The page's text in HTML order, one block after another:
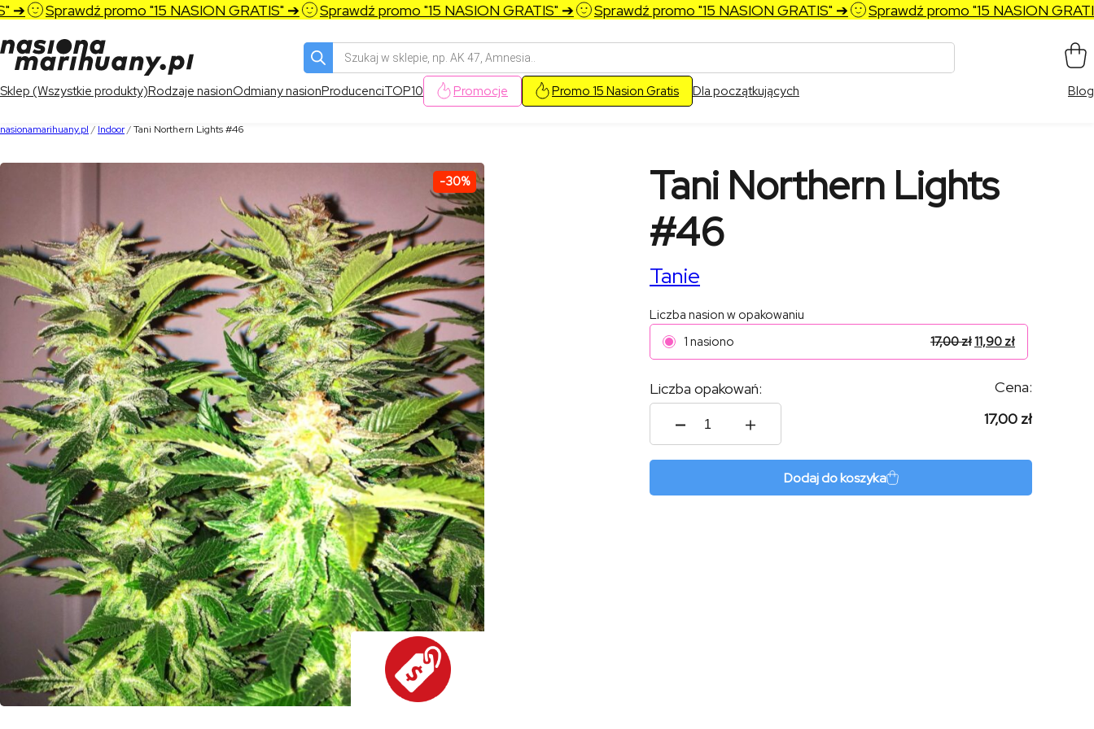
Sprawdź promo "15 NASION GRATIS" ➔ Sprawdź promo "15 NASION GRATIS" ➔ Sprawdź promo "15 NASION GRATIS" ➔ Sprawdź promo "15 NASION GRATIS"
Wyszukiwarka
produktów
Sklep (Wszystkie produkty)Rodzaje nasionOdmiany nasionProducenciTOP10 Promocje Promo 15 Nasion Gratis Dla początkujących Blog
nasionamarihuany.pl / Indoor/Tani Northern Lights #46
-30%
Tani Northern Lights
#46
Tanie
Liczba nasion w opakowaniu
1 nasiono
17,00zł11,90 zł
Liczba opakowań:
ilość
Tani
Northern
#46
Cena:
17,00 zł
Dodaj do koszyka